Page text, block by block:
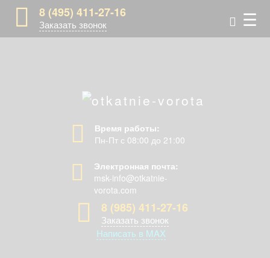
8 (495) 411-27-16
Заказать звонок ☰
Время работы:
Пн-Пт с 08:00 до 21:00
Электронная почта:
msk-info@otkatnie-
vorota.com
8 (985) 411-27-16
Заказать звонок
Написать в MAX